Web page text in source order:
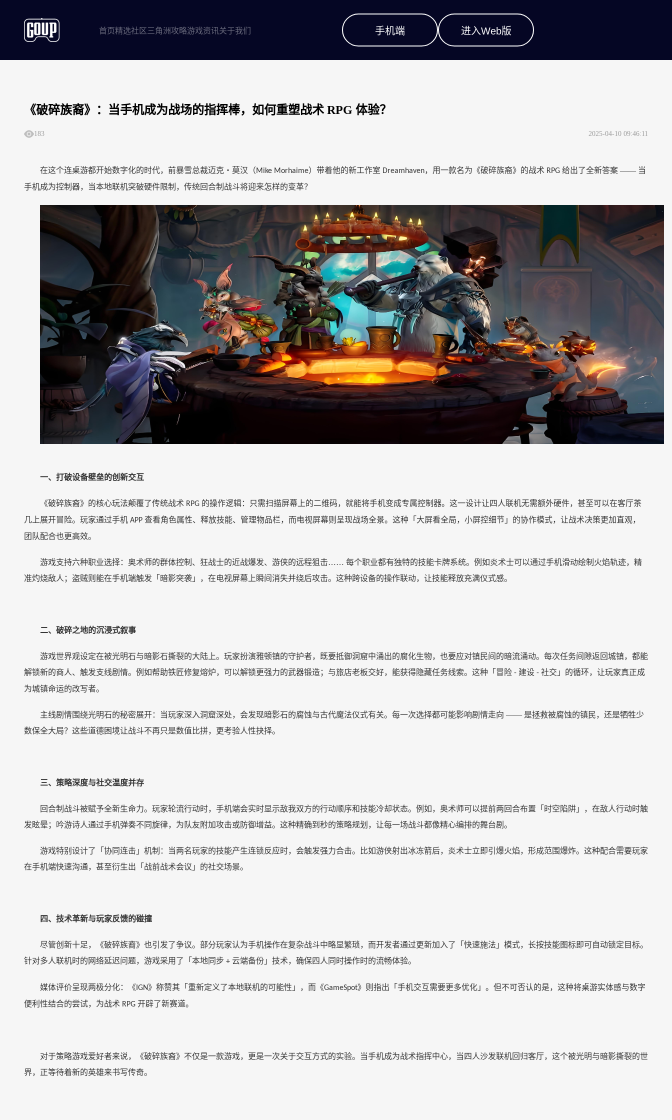
首页精选社区 三角洲攻略游戏资讯关于我们 手机端 进入Web版
《破碎族裔》：当手机成为战场的指挥棒，如何重塑战术 RPG 体验？
183 2025-04-10 09:46:11
在这个连桌游都开始数字化的时代，前暴雪总裁迈克・莫汉（Mike Morhaime）带着他的新工作室 Dreamhaven，用一款名为《破碎族裔》的战术 RPG 给出了全新答案 —— 当
手机成为控制器，当本地联机突破硬件限制，传统回合制战斗将迎来怎样的变革？
一、打破设备壁垒的创新交互
《破碎族裔》的核心玩法颠覆了传统战术 RPG 的操作逻辑：只需扫描屏幕上的二维码，就能将手机变成专属控制器。这一设计让四人联机无需额外硬件，甚至可以在客厅茶
几上展开冒险。玩家通过手机 APP 查看角色属性、释放技能、管理物品栏，而电视屏幕则呈现战场全景。这种「大屏看全局，小屏控细节」的协作模式，让战术决策更加直观，
团队配合也更高效。
游戏支持六种职业选择：奥术师的群体控制、狂战士的近战爆发、游侠的远程狙击…… 每个职业都有独特的技能卡牌系统。例如炎术士可以通过手机滑动绘制火焰轨迹，精
准灼烧敌人；盗贼则能在手机端触发「暗影突袭」，在电视屏幕上瞬间消失并绕后攻击。这种跨设备的操作联动，让技能释放充满仪式感。
二、破碎之地的沉浸式叙事
游戏世界观设定在被光明石与暗影石撕裂的大陆上。玩家扮演雅顿镇的守护者，既要抵御洞窟中涌出的腐化生物，也要应对镇民间的暗流涌动。每次任务间隙返回城镇，都能
解锁新的商人、触发支线剧情。例如帮助铁匠修复熔炉，可以解锁更强力的武器锻造；与旅店老板交好，能获得隐藏任务线索。这种「冒险 - 建设 - 社交」的循环，让玩家真正成
为城镇命运的改写者。
主线剧情围绕光明石的秘密展开：当玩家深入洞窟深处，会发现暗影石的腐蚀与古代魔法仪式有关。每一次选择都可能影响剧情走向 —— 是拯救被腐蚀的镇民，还是牺牲少
数保全大局？这些道德困境让战斗不再只是数值比拼，更考验人性抉择。
三、策略深度与社交温度并存
回合制战斗被赋予全新生命力。玩家轮流行动时，手机端会实时显示敌我双方的行动顺序和技能冷却状态。例如，奥术师可以提前两回合布置「时空陷阱」，在敌人行动时触
发眩晕；吟游诗人通过手机弹奏不同旋律，为队友附加攻击或防御增益。这种精确到秒的策略规划，让每一场战斗都像精心编排的舞台剧。
游戏特别设计了「协同连击」机制：当两名玩家的技能产生连锁反应时，会触发强力合击。比如游侠射出冰冻箭后，炎术士立即引爆火焰，形成范围爆炸。这种配合需要玩家
在手机端快速沟通，甚至衍生出「战前战术会议」的社交场景。
四、技术革新与玩家反馈的碰撞
尽管创新十足，《破碎族裔》也引发了争议。部分玩家认为手机操作在复杂战斗中略显繁琐，而开发者通过更新加入了「快速施法」模式，长按技能图标即可自动锁定目标。
针对多人联机时的网络延迟问题，游戏采用了「本地同步 + 云端备份」技术，确保四人同时操作时的流畅体验。
媒体评价呈现两极分化：《 IGN》称赞其「重新定义了本地联机的可能性」，而《GameSpot》则指出「手机交互需要更多优化」。但不可否认的是，这种将桌游实体感与数字
便利性结合的尝试，为战术 RPG 开辟了新赛道。
对于策略游戏爱好者来说，《破碎族裔》不仅是一款游戏，更是一次关于交互方式的实验。当手机成为战术指挥中心，当四人沙发联机回归客厅，这个被光明与暗影撕裂的世
界，正等待着新的英雄来书写传奇。